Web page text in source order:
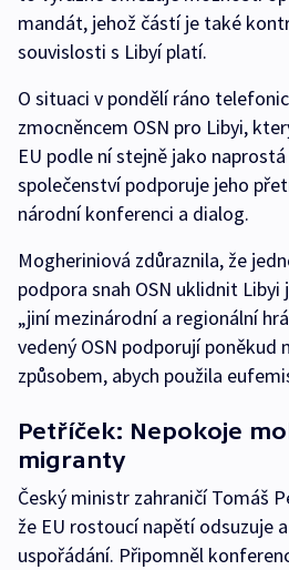
mandát, jehož částí je také
souvislosti s Libyí platí.
O situaci v pondělí ráno
zmocněncem OSN pro Libyi,
EU podle ní stejně jako
společenství podporuje jeho
národní konferenci a dialog.
Mogheriniová zdůraznila, že
podpora snah OSN uklidnit Libyi
„jiní mezinárodní a regionální
vedený OSN podporují poněkud
způsobem, abych použila
Petříček: Nepokoje
migranty
Český ministr zahraničí Tomáš
že EU rostoucí napětí odsuzuje
uspořádání. Připomněl